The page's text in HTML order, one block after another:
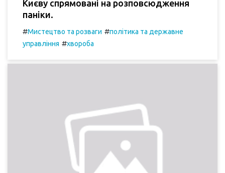
Києву спрямовані на розповсюдження
паніки.
#Мистецтво та розваги #політика та державне
управління #хвороба